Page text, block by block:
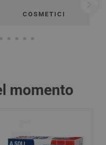
COSMETICI
momento
maschera rivitalizzante